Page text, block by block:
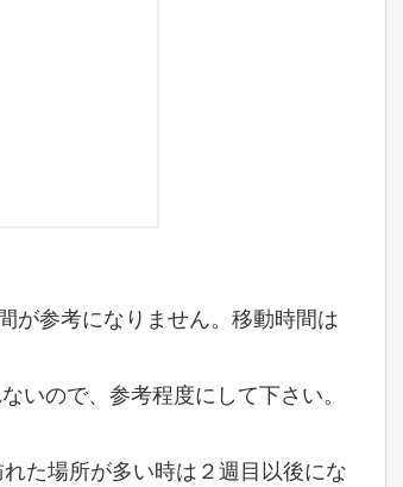
が参考になりません。移動時間は
いので、参考程度にして下さい。
た場所が多い時は２週目以後にな